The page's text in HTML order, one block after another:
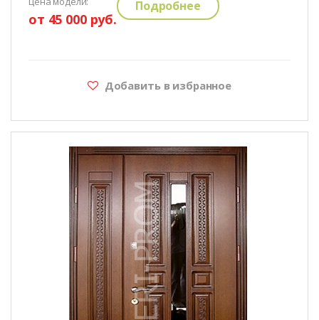
от 45 000 руб.
Подробнее
Добавить в избранное